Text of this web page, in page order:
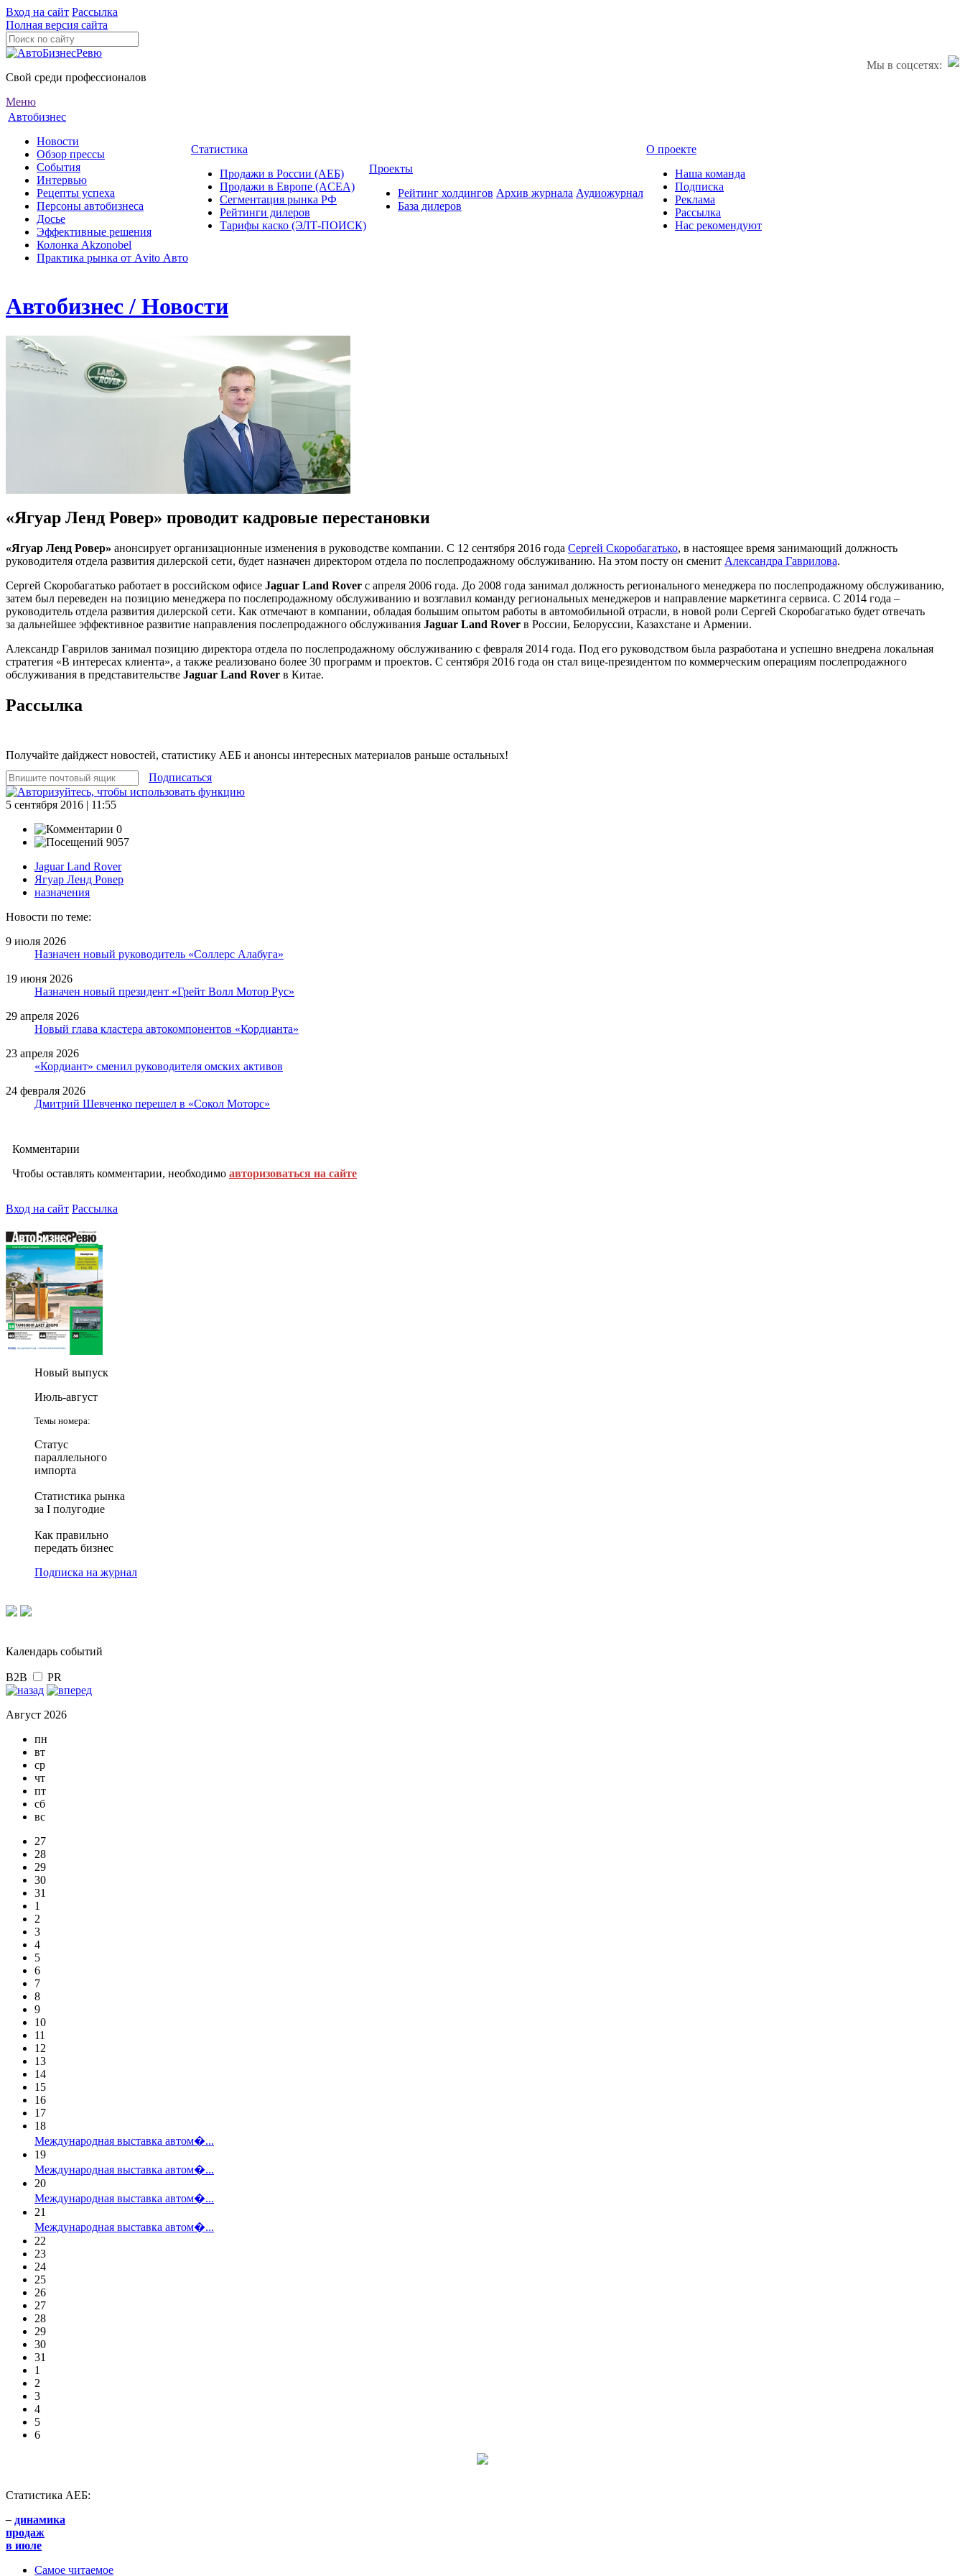
Вход на сайт Рассылка
Полная версия сайта
Мы в соцсетях:
Свой среди профессионалов
Меню
Автобизнес
Новости
Обзор прессы
События
Интервью
Рецепты успеха
Персоны автобизнеса
Досье
Эффективные решения
Колонка Akzonobel
Практика рынка от Аvito Авто
Статистика
Продажи в России (АЕБ)
Продажи в Европе (ACEA)
Сегментация рынка РФ
Рейтинги дилеров
Тарифы каско (ЭЛТ-ПОИСК)
Проекты
Рейтинг холдингов
База дилеров
Архив журнала Аудиожурнал
О проекте
Наша команда
Подписка
Реклама
Рассылка
Нас рекомендуют
Автобизнес / Новости
«Ягуар Ленд Ровер» проводит кадровые перестановки
«Ягуар Ленд Ровер» анонсирует организационные изменения в руководстве компании. С 12 сентября 2016 года Сергей Скоробагатько, в настоящее время занимающий должность
руководителя отдела развития дилерской сети, будет назначен директором отдела по послепродажному обслуживанию. На этом посту он сменит Александра Гаврилова.
Сергей Скоробагатько работает в российском офисе Jaguar Land Rover с апреля 2006 года. До 2008 года занимал должность регионального менеджера по послепродажному обслуживанию,
затем был переведен на позицию менеджера по послепродажному обслуживанию и возглавил команду региональных менеджеров и направление маркетинга сервиса. С 2014 года –
руководитель отдела развития дилерской сети. Как отмечают в компании, обладая большим опытом работы в автомобильной отрасли, в новой роли Сергей Скоробагатько будет отвечать
за дальнейшее эффективное развитие направления послепродажного обслуживания Jaguar Land Rover в России, Белоруссии, Казахстане и Армении.
Александр Гаврилов занимал позицию директора отдела по послепродажному обслуживанию с февраля 2014 года. Под его руководством была разработана и успешно внедрена локальная
стратегия «В интересах клиента», а также реализовано более 30 программ и проектов. С сентября 2016 года он стал вице-президентом по коммерческим операциям послепродажного
обслуживания в представительстве Jaguar Land Rover в Китае.
Рассылка
Получайте дайджест новостей, статистику АЕБ и анонсы интересных материалов раньше остальных!
Подписаться
5 сентября 2016 | 11:55
0
9057
Jaguar Land Rover
Ягуар Ленд Ровер
назначения
Новости по теме:
9 июля 2026
Назначен новый руководитель «Соллерс Алабуга»
19 июня 2026
Назначен новый президент «Грейт Волл Мотор Рус»
29 апреля 2026
Новый глава кластера автокомпонентов «Кордианта»
23 апреля 2026
«Кордиант» сменил руководителя омских активов
24 февраля 2026
Дмитрий Шевченко перешел в «Сокол Моторс»
Комментарии
Чтобы оставлять комментарии, необходимо авторизоваться на сайте
Вход на сайт Рассылка
Новый выпуск
Июль-август
Темы номера:
Статус
параллельного
импорта
Статистика рынка
за I полугодие
Как правильно
передать бизнес
Подписка на журнал
Календарь событий
B2B PR
Август 2026
пн
вт
ср
чт
пт
сб
вс
27
28
29
30
31
1
2
3
4
5
6
7
8
9
10
11
12
13
14
15
16
17
18
Международная выставка автом�...
19
Международная выставка автом�...
20
Международная выставка автом�...
21
Международная выставка автом�...
22
23
24
25
26
27
28
29
30
31
1
2
3
4
5
6
Статистика АЕБ:
– динамика
продаж
в июле
Самое читаемое